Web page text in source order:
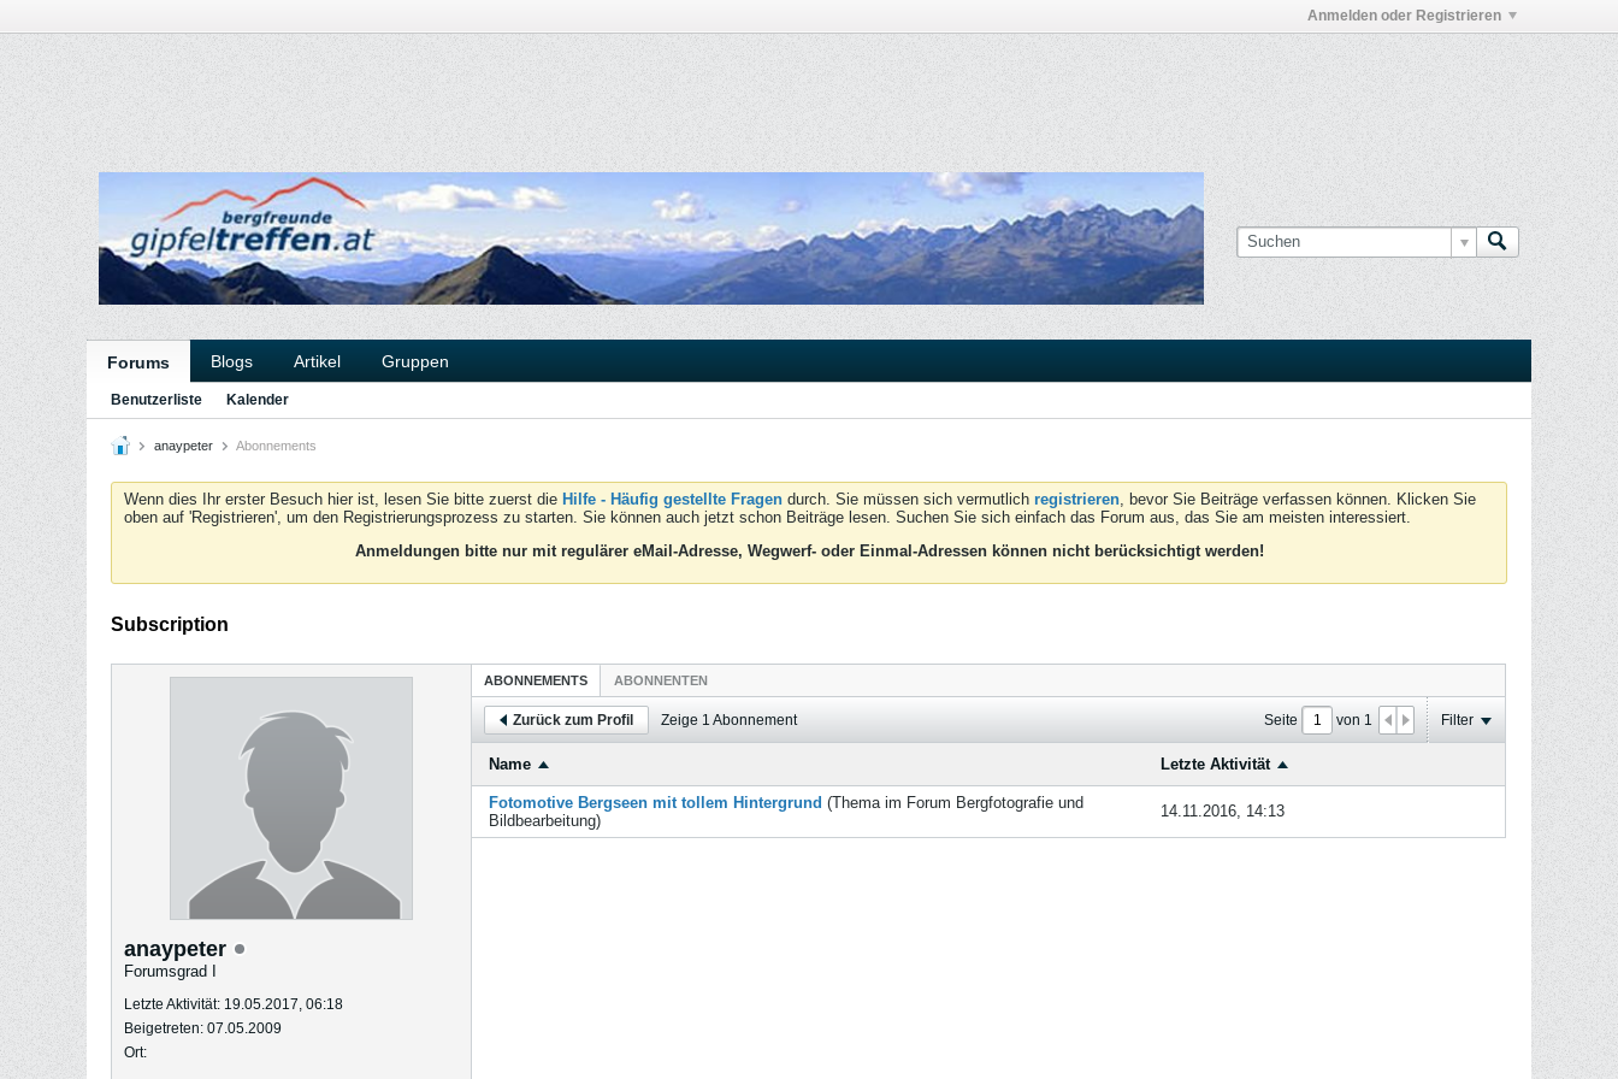
Anmelden oder Registrieren
Forums Blogs Artikel Gruppen
Benutzerliste Kalender
anaypeter Abonnements
Wenn dies Ihr erster Besuch hier ist, lesen Sie bitte zuerst die Hilfe - Häufig gestellte Fragen durch. Sie müssen sich vermutlich registrieren, bevor Sie Beiträge verfassen können. Klicken Sie
oben auf 'Registrieren', um den Registrierungsprozess zu starten. Sie können auch jetzt schon Beiträge lesen. Suchen Sie sich einfach das Forum aus, das Sie am meisten interessiert.
Anmeldungen bitte nur mit regulärer eMail-Adresse, Wegwerf- oder Einmal-Adressen können nicht berücksichtigt werden!
Subscription
anaypeter
Forumsgrad I
Letzte Aktivität: 19.05.2017, 06:18
Beigetreten: 07.05.2009
Ort:
ABONNEMENTS ABONNENTEN
Zurück zum Profil Zeige 1 Abonnement Seite von 1 Filter
Name Letzte Aktivität
Fotomotive Bergseen mit tollem Hintergrund (Thema im Forum Bergfotografie und
Bildbearbeitung)
14.11.2016, 14:13